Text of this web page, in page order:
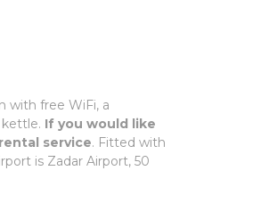
with free WiFi, a
If you would like
service. Fitted with
is Zadar Airport, 50